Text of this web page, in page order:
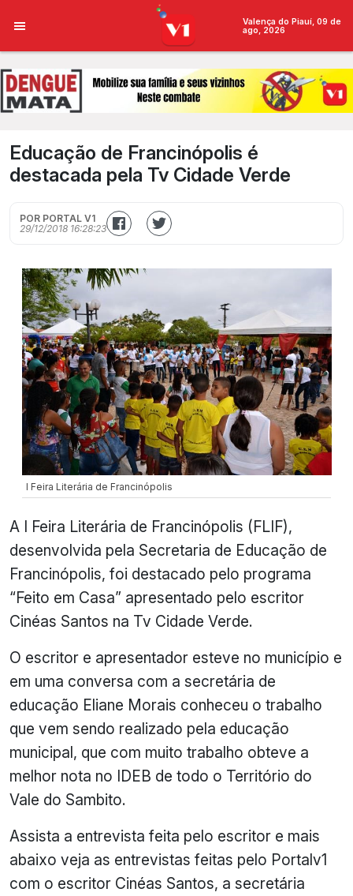
Valença do Piauí, 09 de
ago, 2026
Educação de Francinópolis é
destacada pela Tv Cidade Verde
POR PORTAL V1
29/12/2018 16:28:23
I Feira Literária de Francinópolis
A I Feira Literária de Francinópolis (FLIF),
desenvolvida pela Secretaria de Educação de
Francinópolis, foi destacado pelo programa
“Feito em Casa” apresentado pelo escritor
Cinéas Santos na Tv Cidade Verde.
O escritor e apresentador esteve no município e
em uma conversa com a secretária de
educação Eliane Morais conheceu o trabalho
que vem sendo realizado pela educação
municipal, que com muito trabalho obteve a
melhor nota no IDEB de todo o Território do
Vale do Sambito.
Assista a entrevista feita pelo escritor e mais
abaixo veja as entrevistas feitas pelo Portalv1
com o escritor Cinéas Santos, a secretária